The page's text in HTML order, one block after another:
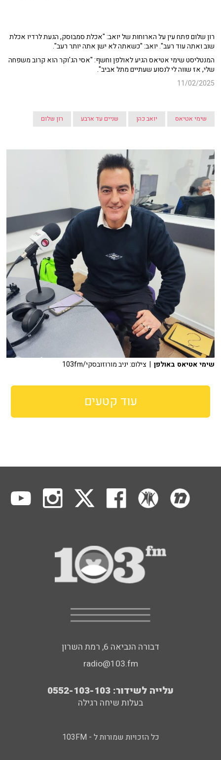
רון שלום פתח עין על הארוחות של יואב: "אכלת סמבוסק, הגעת לרדיו אכלת
שוב ואתה עוד רעב". יואב: "כשאתה לא ישן אתה יותר רעב".
המנטליסט שימי אטיאס הגיע לאולפן וחשף: "אסי הג'וקר הוא קרוב משפחה
שלי, אז שווה לי לנסוע שעתיים מתל אביב".
11/02/2025
שימי אטיאס יואב כהן שניים עד ארבע רון שלום
שימי אטיאס באולפן | צילום: יניב מורוזובסקי/103fm
עוד קטעים
דבורה הנביאה 6, רמת השרון
radio@103.fm
עלייה לשידור: 0552-103-103
בעלות שיחה רגילה
כל הזכויות שמורות ל - 103FM